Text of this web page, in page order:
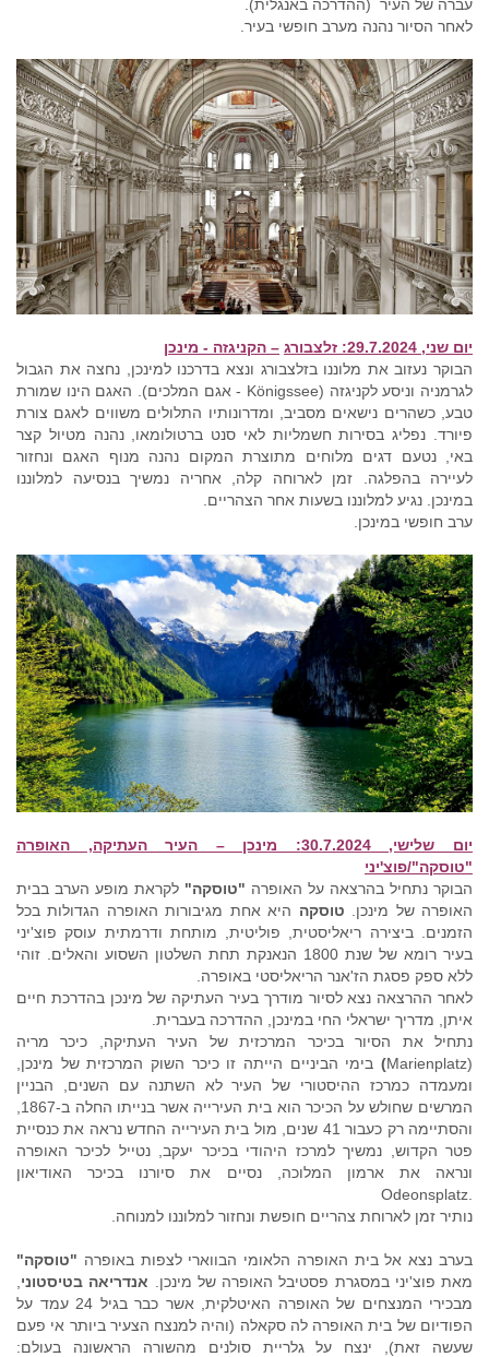
עברה של העיר (ההדרכה באנגלית).
לאחר הסיור נהנה מערב חופשי בעיר.
יום שני, 29.7.2024: זלצבורג – הקניגזה - מינכן
הבוקר נעזוב את מלוננו בזלצבורג ונצא בדרכנו למינכן, נחצה את הגבול
לגרמניה וניסע לקניגזה (Königssee - אגם המלכים). האגם הינו שמורת
טבע, כשהרים נישאים מסביב, ומדרונותיו התלולים משווים לאגם צורת
פיורד. נפליג בסירות חשמליות לאי סנט ברטולומאו, נהנה מטיול קצר
באי, נטעם דגים מלוחים מתוצרת המקום נהנה מנוף האגם ונחזור
לעיירה בהפלגה. זמן לארוחה קלה, אחריה נמשיך בנסיעה למלוננו
במינכן. נגיע למלוננו בשעות אחר הצהריים.
ערב חופשי במינכן.
יום שלישי, 30.7.2024: מינכן – העיר העתיקה, האופרה
"טוסקה"/פוצ'יני
הבוקר נתחיל בהרצאה על האופרה "טוסקה" לקראת מופע הערב בבית
האופרה של מינכן. טוסקה היא אחת מגיבורות האופרה הגדולות בכל
הזמנים. ביצירה ריאליסטית, פוליטית, מותחת ודרמתית עוסק פוצ'יני
בעיר רומא של שנת 1800 הנאנקת תחת השלטון השסוע והאלים. זוהי
ללא ספק פסגת הז'אנר הריאליסטי באופרה.
לאחר ההרצאה נצא לסיור מודרך בעיר העתיקה של מינכן בהדרכת חיים
איתן, מדריך ישראלי החי במינכן, ההדרכה בעברית.
נתחיל את הסיור בכיכר המרכזית של העיר העתיקה, כיכר מריה
(Marienplatz
) בימי הביניים הייתה זו כיכר השוק המרכזית של מינכן,
ומעמדה כמרכז ההיסטורי של העיר לא השתנה עם השנים, הבניין
והסתיימה רק כעבור 41 שנים, מול בית העירייה החדש נראה את כנסיית
פטר הקדוש, נמשיך למרכז היהודי בכיכר יעקב, נטייל לכיכר האופרה
ונראה את ארמון המלוכה, נסיים את סיורנו בכיכר האודיאון
נותיר זמן לארוחת צהריים חופשת ונחזור למלוננו למנוחה.
בערב נצא אל בית האופרה הלאומי הבווארי לצפות באופרה "טוסקה"
מאת פוצ'יני במסגרת פסטיבל האופרה של מינכן. אנדריאה בטיסטוני
מבכירי המנצחים של האופרה האיטלקית, אשר כבר בגיל 24 עמד על
הפודיום של בית האופרה לה סקאלה (והיה למנצח הצעיר ביותר אי פעם
שעשה זאת), ינצח על גלריית סולנים מהשורה הראשונה בעולם: